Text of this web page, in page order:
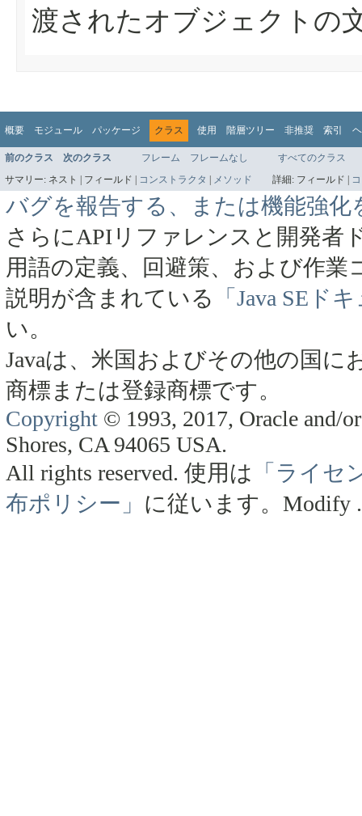
渡されたオブジェクトの
概要 モジュール パッケージ クラス 使用 階層ツリー 非推奨 索引
前のクラス 次のクラス フレーム フレームなし
すべてのクラス
サマリー: ネスト | フィールド | コンストラクタ | メソッド 詳細: フィールド |
バグを報告する、または機能強化
さらにAPIリファレンスと開発者
用語の定義、回避策、および作
説明が含まれている
「Java SEド
い。
Javaは、米国およびその他の国に
商標または登録商標です。
Copyright © 1993, 2017, Oracle and/
Shores, CA 94065 USA.
All rights reserved. 使用は 「ライセ
布ポリシー」 に従います。 Modify